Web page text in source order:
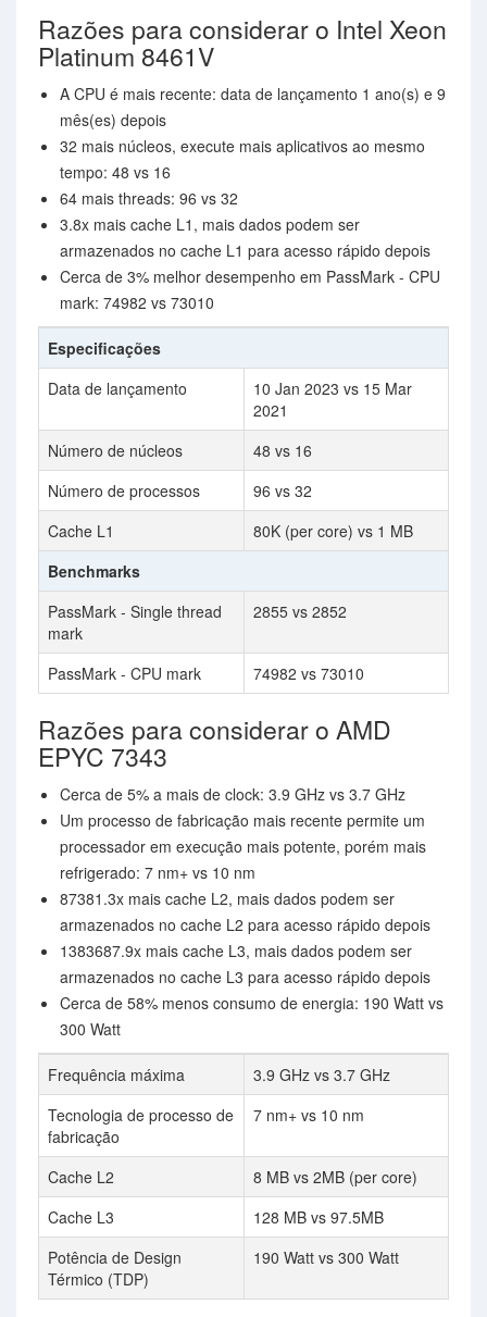
Razões para considerar o Intel Xeon
Platinum 8461V
A CPU é mais recente: data de lançamento 1 ano(s) e 9
mês(es) depois
32 mais núcleos, execute mais aplicativos ao mesmo
tempo: 48 vs 16
64 mais threads: 96 vs 32
3.8x mais cache L1, mais dados podem ser
armazenados no cache L1 para acesso rápido depois
Cerca de 3% melhor desempenho em PassMark - CPU
mark: 74982 vs 73010
Especificações
Data de lançamento
10 Jan 2023 vs 15 Mar
2021
Número de núcleos
48 vs 16
Número de processos
96 vs 32
Cache L1
80K (per core) vs 1 MB
Benchmarks
PassMark - Single thread
mark
2855 vs 2852
PassMark - CPU mark 74982 vs 73010
Razões para considerar o AMD
EPYC 7343
Cerca de 5% a mais de clock: 3.9 GHz vs 3.7 GHz
Um processo de fabricação mais recente permite um
processador em execução mais potente, porém mais
refrigerado: 7 nm+ vs 10 nm
87381.3x mais cache L2, mais dados podem ser
armazenados no cache L2 para acesso rápido depois
1383687.9x mais cache L3, mais dados podem ser
armazenados no cache L3 para acesso rápido depois
Cerca de 58% menos consumo de energia: 190 Watt vs
300 Watt
Frequência máxima
3.9 GHz vs 3.7 GHz
Tecnologia de processo de
fabricação
7 nm+ vs 10 nm
Cache L2
8 MB vs 2MB (per core)
Cache L3
128 MB vs 97.5MB
Potência de Design
Térmico (TDP)
190 Watt vs 300 Watt